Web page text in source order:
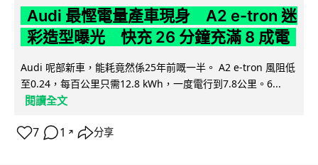
Audi 最慳電量產車現身 A2 e-tron 迷
彩造型曝光 快充 26 分鐘充滿 8 成電
Audi 呢部新車，能耗竟然係25年前嘅一半。 A2 e-tron 風阻低
至0.24，每百公里只需12.8 kWh，一度電行到7.8公里。6...
閱讀全文
7 1 ↗ 分享